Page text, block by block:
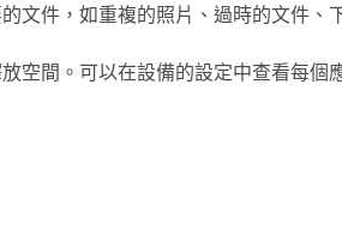
文件，如重複的照片、過時的文件、
空間。可以在設備的設定中查看每個